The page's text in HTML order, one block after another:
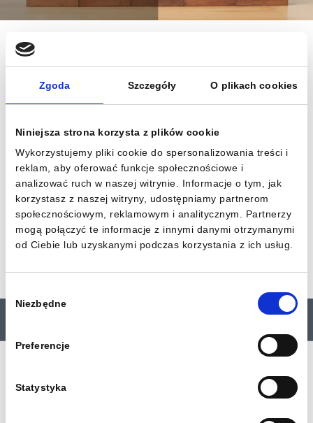
Zgoda Szczegóły O plikach cookies
Niniejsza strona korzysta z plików cookie
Wykorzystujemy pliki cookie do spersonalizowania treści i
reklam, aby oferować funkcje społecznościowe i
analizować ruch w naszej witrynie. Informacje o tym, jak
korzystasz z naszej witryny, udostępniamy partnerom
społecznościowym, reklamowym i analitycznym. Partnerzy
mogą połączyć te informacje z innymi danymi otrzymanymi
od Ciebie lub uzyskanymi podczas korzystania z ich usług.
zgody
Niezbędne
Preferencje
Statystyka
ZINTEGROWANY SYSTEM
ZARZĄDZANIA:
REMONDIS Medison Sp. z o.o. zobacz więcej
REMONDIS Medison Rzeszów Sp. z o.o.
zobacz więcej
REMONDIS Medison Chrzanów Sp. z o.o.
zobacz więcej
Przedsiębiorstwo z Grupy REMONDIS